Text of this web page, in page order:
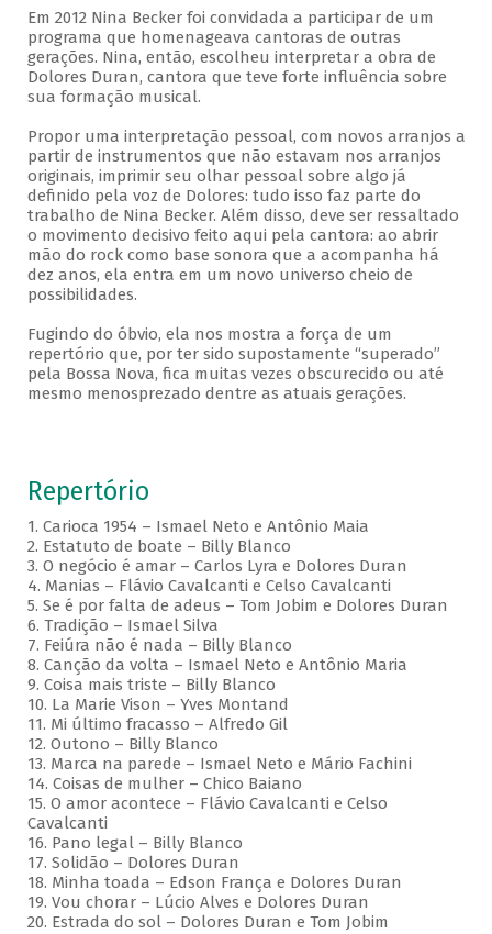
Em 2012 Nina Becker foi convidada a participar de um
programa que homenageava cantoras de outras
gerações. Nina, então, escolheu interpretar a obra de
Dolores Duran, cantora que teve forte influência sobre
sua formação musical.
Propor uma interpretação pessoal, com novos arranjos a
partir de instrumentos que não estavam nos arranjos
originais, imprimir seu olhar pessoal sobre algo já
definido pela voz de Dolores: tudo isso faz parte do
trabalho de Nina Becker. Além disso, deve ser ressaltado
o movimento decisivo feito aqui pela cantora: ao abrir
mão do rock como base sonora que a acompanha há
dez anos, ela entra em um novo universo cheio de
possibilidades.
Fugindo do óbvio, ela nos mostra a força de um
repertório que, por ter sido supostamente “superado”
pela Bossa Nova, fica muitas vezes obscurecido ou até
mesmo menosprezado dentre as atuais gerações.
Repertório
1. Carioca 1954 – Ismael Neto e Antônio Maia
2. Estatuto de boate – Billy Blanco
3. O negócio é amar – Carlos Lyra e Dolores Duran
4. Manias – Flávio Cavalcanti e Celso Cavalcanti
5. Se é por falta de adeus – Tom Jobim e Dolores Duran
6. Tradição – Ismael Silva
7. Feiúra não é nada – Billy Blanco
8. Canção da volta – Ismael Neto e Antônio Maria
9. Coisa mais triste – Billy Blanco
10. La Marie Vison – Yves Montand
11. Mi último fracasso – Alfredo Gil
12. Outono – Billy Blanco
13. Marca na parede – Ismael Neto e Mário Fachini
14. Coisas de mulher – Chico Baiano
15. O amor acontece – Flávio Cavalcanti e Celso
Cavalcanti
16. Pano legal – Billy Blanco
17. Solidão – Dolores Duran
18. Minha toada – Edson França e Dolores Duran
19. Vou chorar – Lúcio Alves e Dolores Duran
20. Estrada do sol – Dolores Duran e Tom Jobim